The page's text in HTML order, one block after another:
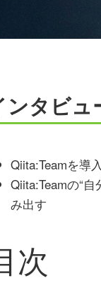
ンタビュ
Qiita:Teamを導
Qiita:Teamの“
み出す
次